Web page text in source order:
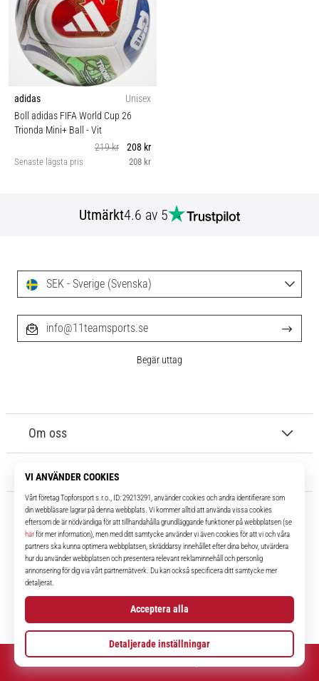
adidas
Unisex
Boll adidas FIFA World Cup 26
Trionda Mini+ Ball - Vit
219 kr
208 kr
Senaste lägsta pris 208 kr
Utmärkt4.6 av 5
11teamsports.se
I över 16 år har vi varit dina lagkamrater, vilket ger dig de bästa och
senaste fotbollsprodukterna.
FacebookInstagramYouTube
Om oss
Kundtjänst
SEK - Sverige (Svenska)
info@11teamsports.se
Begär uttag